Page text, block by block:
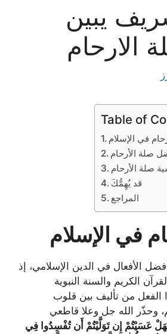
يبين
الارحام
Table of
في الإسلام
صلة الأرحام
صلة الأرحام
قد يُهِمُّكَ
المراجع
في الإسلام
الأفعال في الدين الإسلامي، إذ
الكريم والسنة النبوية
الفعل من تأليف بين قلوب
وحذّر الله جل وعلا قاطعي
عَسَيْتُمْ إِن تَوَلَّيْتُمْ أَن تُفْسِدُوا فِي